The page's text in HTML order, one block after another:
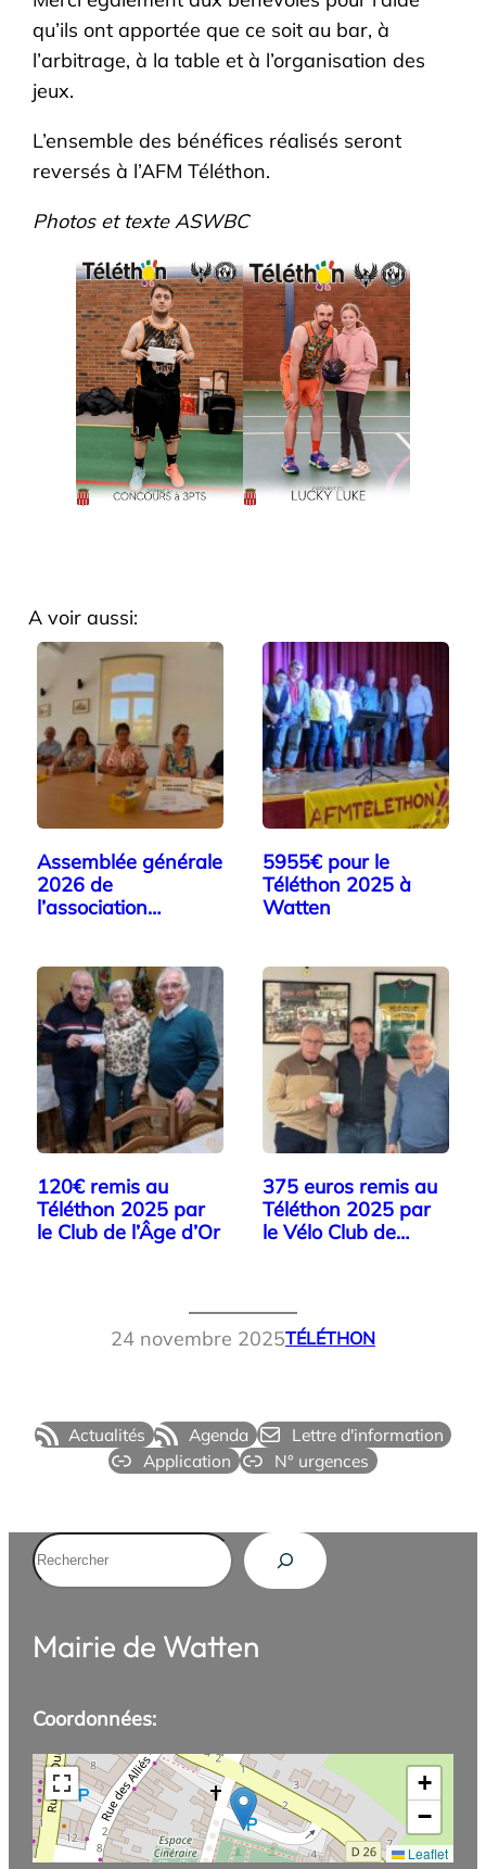
qu’ils ont apportée que ce soit au bar, à
l’arbitrage, à la table et à l’organisation des
jeux.
L’ensemble des bénéfices réalisés seront
reversés à l’AFM Téléthon.
Photos et texte ASWBC
A voir aussi:
Assemblée générale
2026 de
l’association
5955€ pour le
Téléthon 2025 à
Watten
120€ remis au
Téléthon 2025 par
le Club de l’Âge d’Or
375 euros remis au
Téléthon 2025 par
le Vélo Club de
24 novembre 2025TÉLÉTHON
Actualités Agenda
Lettre d'information
Application
N° urgences
Rechercher
Mairie de Watten
Coordonnées:
+
−
Leaflet